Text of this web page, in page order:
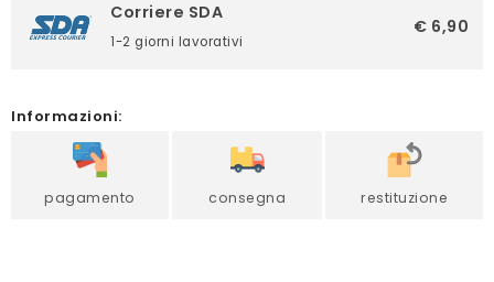
Corriere SDA
1-2 giorni lavorativi
€ 6,90
Informazioni:
pagamento consegna restituzione